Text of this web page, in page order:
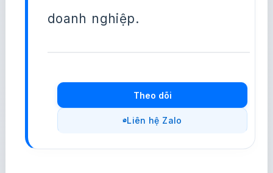
doanh nghiệp.
Theo dõi
Liên hệ Zalo